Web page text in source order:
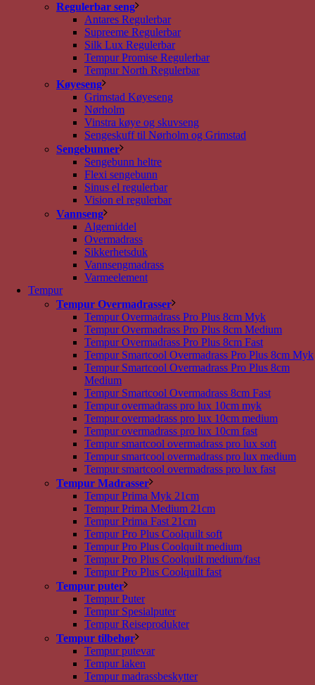
Regulerbar seng
Antares Regulerbar
Supreeme Regulerbar
Silk Lux Regulerbar
Tempur Promise Regulerbar
Tempur North Regulerbar
Køyeseng
Grimstad Køyeseng
Nørholm
Vinstra køye og skuvseng
Sengeskuff til Nørholm og Grimstad
Sengebunner
Sengebunn heltre
Flexi sengebunn
Sinus el regulerbar
Vision el regulerbar
Vannseng
Algemiddel
Overmadrass
Sikkerhetsduk
Vannsengmadrass
Varmeelement
Tempur
Tempur Overmadrasser
Tempur Overmadrass Pro Plus 8cm Myk
Tempur Overmadrass Pro Plus 8cm Medium
Tempur Overmadrass Pro Plus 8cm Fast
Tempur Smartcool Overmadrass Pro Plus 8cm Myk
Tempur Smartcool Overmadrass Pro Plus 8cm
Medium
Tempur Smartcool Overmadrass 8cm Fast
Tempur overmadrass pro lux 10cm myk
Tempur overmadrass pro lux 10cm medium
Tempur overmadrass pro lux 10cm fast
Tempur smartcool overmadrass pro lux soft
Tempur smartcool overmadrass pro lux medium
Tempur smartcool overmadrass pro lux fast
Tempur Madrasser
Tempur Prima Myk 21cm
Tempur Prima Medium 21cm
Tempur Prima Fast 21cm
Tempur Pro Plus Coolquilt soft
Tempur Pro Plus Coolquilt medium
Tempur Pro Plus Coolquilt medium/fast
Tempur Pro Plus Coolquilt fast
Tempur puter
Tempur Puter
Tempur Spesialputer
Tempur Reiseprodukter
Tempur tilbehør
Tempur putevar
Tempur laken
Tempur madrassbeskytter